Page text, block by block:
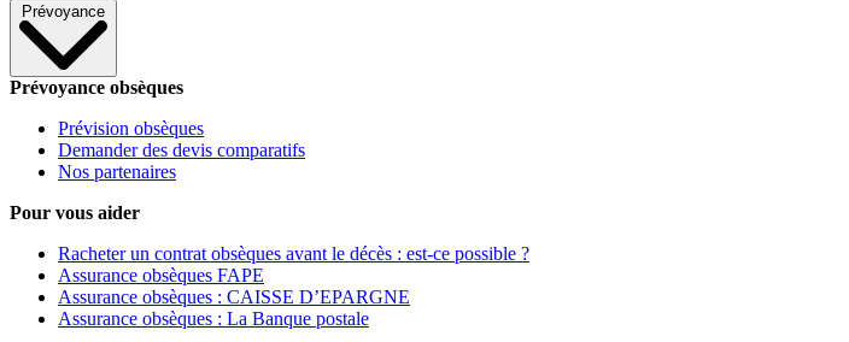
Prévoyance
Prévoyance obsèques
Prévision obsèques
Demander des devis comparatifs
Nos partenaires
Pour vous aider
Racheter un contrat obsèques avant le décès : est-ce possible ?
Assurance obsèques FAPE
Assurance obsèques : CAISSE D’EPARGNE
Assurance obsèques : La Banque postale